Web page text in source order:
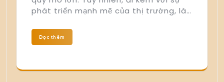
phát triển mạnh mẽ của thị trường, là…
Đọc thêm